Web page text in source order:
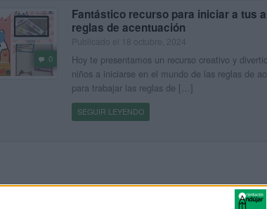
0
Fantástico recurso para iniciar a tus
reglas de acentuación
Hoy te presentamos un recurso creativo y
niños a iniciarse en el mundo de las reglas de
para trabajar las reglas de […]
SEGUIR LEYENDO